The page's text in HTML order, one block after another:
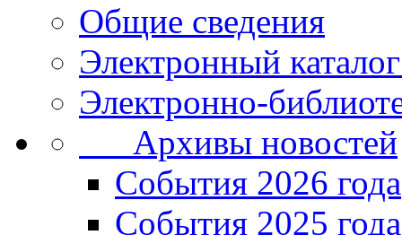
Общие сведения
Электронный
Электронно-
Архивы новостей
Cобытия 2026 года
События 2025 года